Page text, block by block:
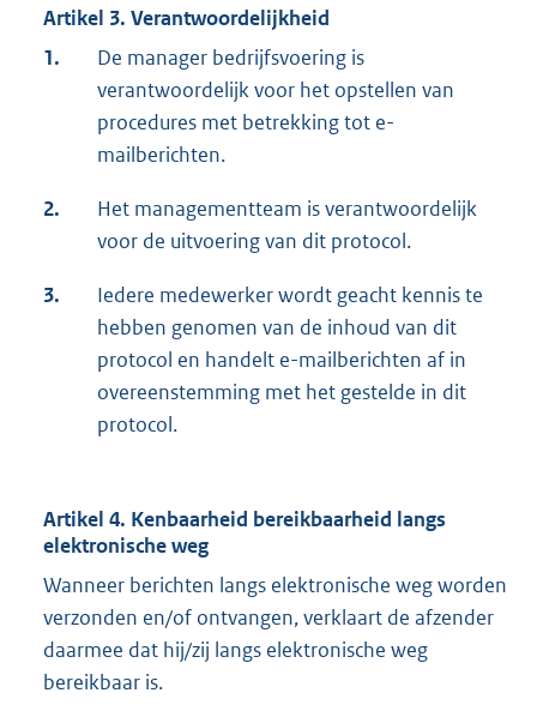
Artikel 3. Verantwoordelijkheid
1.
De manager bedrijfsvoering is
verantwoordelijk voor het opstellen van
procedures met betrekking tot e-
mailberichten.
2.
Het managementteam is verantwoordelijk
voor de uitvoering van dit protocol.
3.
Iedere medewerker wordt geacht kennis te
hebben genomen van de inhoud van dit
protocol en handelt e-mailberichten af in
overeenstemming met het gestelde in dit
protocol.
Artikel 4. Kenbaarheid bereikbaarheid langs
elektronische weg
Wanneer berichten langs elektronische weg worden
verzonden en/of ontvangen, verklaart de afzender
daarmee dat hij/zij langs elektronische weg
bereikbaar is.